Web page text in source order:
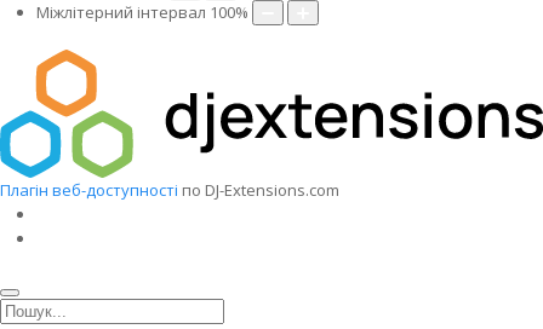
Міжлітерний інтервал 100%
Плагін веб-доступності по DJ-Extensions.com